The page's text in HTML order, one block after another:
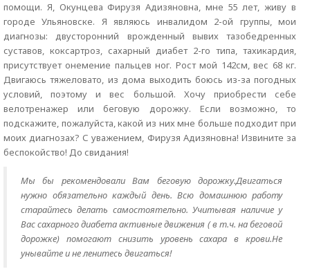
помощи. Я, Окунцева Фирузя Адизяновна, мне 55 лет, живу в
городе Ульяновске. Я являюсь инвалидом 2-ой группы, мои
диагнозы: двусторонний врожденный вывих тазобедренных
суставов, коксартроз, сахарный диабет 2-го типа, тахикардия,
присутствует онемение пальцев ног. Рост мой 142см, вес 68 кг.
Двигаюсь тяжеловато, из дома выходить боюсь из-за погодных
условий, поэтому и вес большой. Хочу приобрести себе
велотренажер или беговую дорожку. Если возможно, то
подскажите, пожалуйста, какой из них мне больше подходит при
моих диагнозах? С уважением, Фирузя Адизяновна! Извините за
беспокойство! До свидания!
Мы бы рекомендовали Вам беговую дорожку.Двигаться
нужно обязательно каждый день. Всю домашнюю работу
старайтесь делать самостоятельно. Учитывая наличие у
Вас сахарного диабета активные движения ( в т.ч. на беговой
дорожке) помогают снизить уровень сахара в крови.Не
унывайте и не ленитесь двигаться!